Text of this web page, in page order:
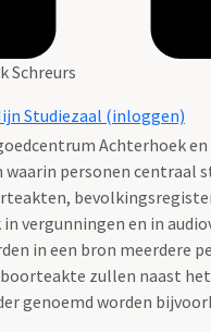
Schreurs
Studiezaal (inloggen)
Achterhoek en
waarin personen centraal
vergunningen en in
in een bron meerdere
zullen naast
genoemd worden